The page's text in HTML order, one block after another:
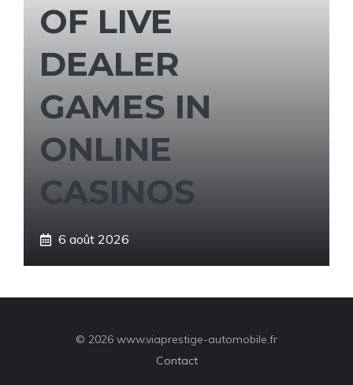
OF LIVE
DEALER
GAMES IN
ONLINE
CASINOS
6 août 2026
© 2026 www.viaprestige-automobile.fr
Contact